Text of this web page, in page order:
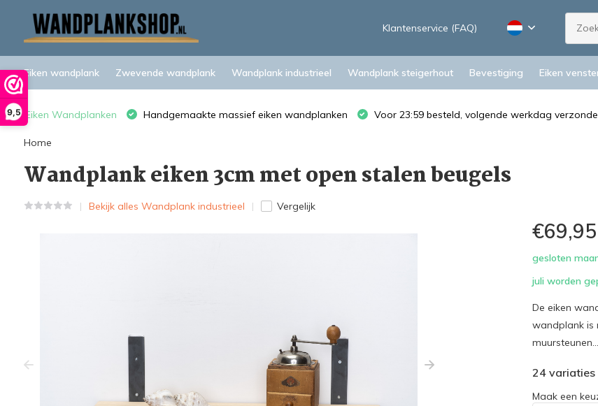
9,5
Klantenservice (FAQ)
Eiken wandplank Zwevende wandplank Wandplank industrieel Wandplank steigerhout Bevestiging Eiken
Eiken Wandplanken Handgemaakte massief eiken wandplanken Voor 23:59 besteld, volgende werkdag
Home
Wandplank eiken 3cm met open stalen beugels
Bekijk alles Wandplank industrieel Vergelijk
€69,95
gesloten
juli worden
De eiken
wandplank is
24 variaties
Maak een